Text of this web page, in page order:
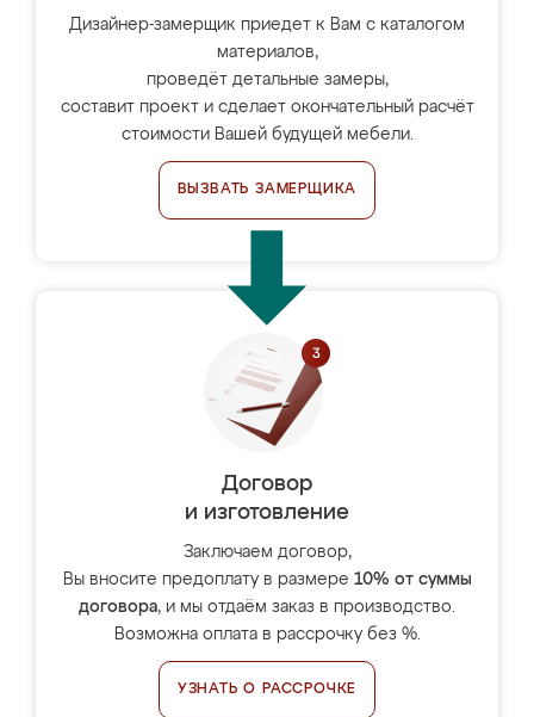
Дизайнер-замерщик приедет к Вам с каталогом
материалов,
проведёт детальные замеры,
составит проект и сделает окончательный расчёт
стоимости Вашей будущей мебели.
ВЫЗВАТЬ ЗАМЕРЩИКА
Договор
и изготовление
Заключаем договор,
Вы вносите предоплату в размере 10% от суммы
договора, и мы отдаём заказ в производство.
Возможна оплата в рассрочку без %.
УЗНАТЬ О РАССРОЧКЕ